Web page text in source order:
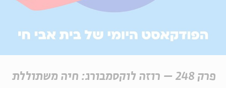
פרק 248 – רוזה לוקסמבורג: חיה משתוללת